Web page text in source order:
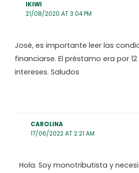
IKIWI
21/08/2020 AT 3:04 PM
José, es importante leer las
financiarse. El préstamo era por
intereses. Saludos
CAROLINA
17/06/2022 AT 2:21 AM
Hola. Soy monotributista y